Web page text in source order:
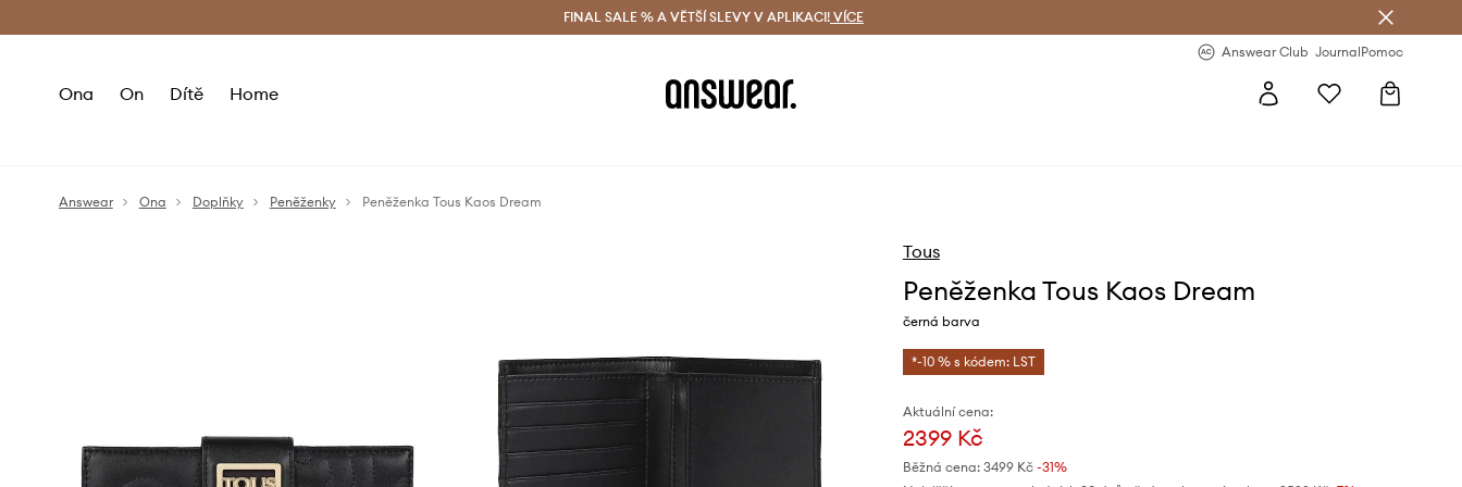
Doručení a vrácení zdarma (od 1800 Kč) Doručení i do 24 h
FINAL SALE % A VĚTŠÍ SLEVY V APLIKACI! VÍCE
Answear Club JournalPomoc
Ona On Dítě Home
Answear Ona Doplňky Peněženky Peněženka Tous Kaos Dream
Tous
Peněženka Tous Kaos Dream
černá barva
*-10 % s kódem: LST
Aktuální cena:
2399 Kč
Běžná cena: 3499 Kč-31%